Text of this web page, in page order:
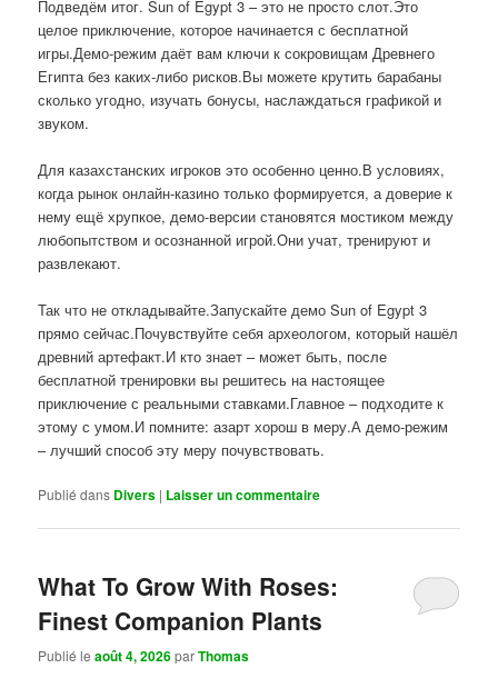
Подведём итог. Sun of Egypt 3 – это не просто слот.Это
целое приключение, которое начинается с бесплатной
игры.Демо-режим даёт вам ключи к сокровищам Древнего
Египта без каких-либо рисков.Вы можете крутить барабаны
сколько угодно, изучать бонусы, наслаждаться графикой и
звуком.
Для казахстанских игроков это особенно ценно.В условиях,
когда рынок онлайн-казино только формируется, а доверие к
нему ещё хрупкое, демо-версии становятся мостиком между
любопытством и осознанной игрой.Они учат, тренируют и
развлекают.
Так что не откладывайте.Запускайте демо Sun of Egypt 3
прямо сейчас.Почувствуйте себя археологом, который нашёл
древний артефакт.И кто знает – может быть, после
бесплатной тренировки вы решитесь на настоящее
приключение с реальными ставками.Главное – подходите к
этому с умом.И помните: азарт хорош в меру.А демо-режим
– лучший способ эту меру почувствовать.
Publié dans Divers | Laisser un commentaire
What To Grow With Roses:
Finest Companion Plants
Publié leaoût 4, 2026parThomas